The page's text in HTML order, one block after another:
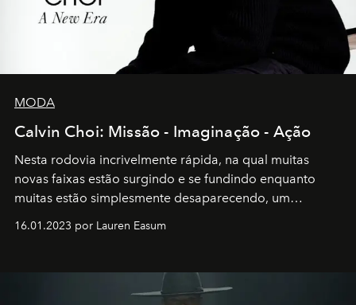
MODA
Calvin Choi: Missão - Imaginação - Ação
Nesta rodovia incrivelmente rápida, na qual muitas
novas faixas estão surgindo e se fundindo enquanto
muitas estão simplesmente desaparecendo, um
transportador AMTD abrindo caminho para muitos
por propósitos, com um claro senso de missão na vida e
16.01.2023 por Lauren Easum